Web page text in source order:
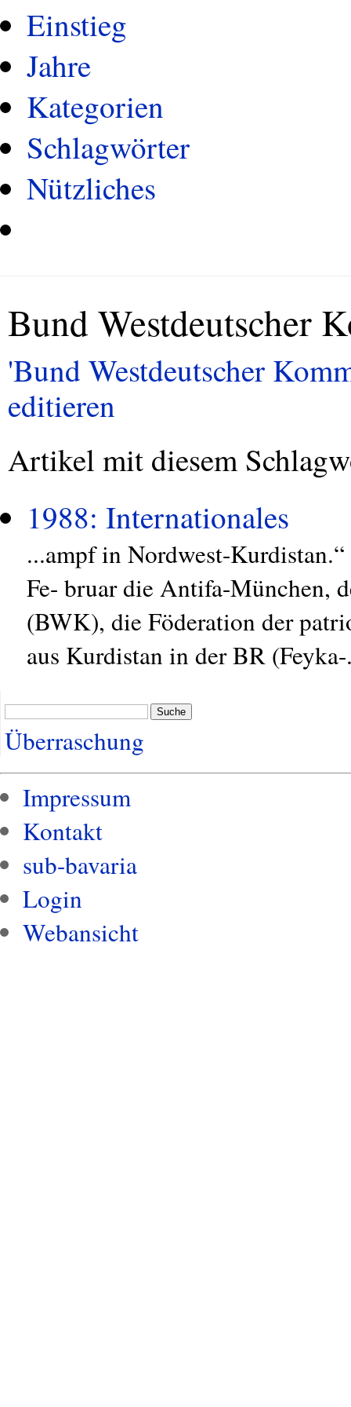
Einstieg
Jahre
Kategorien
Schlagwörter
Nützliches
Bund Westdeutscher
'Bund Westdeutscher
editieren
Artikel mit diesem
1988: Internationales
...ampf in Nordwest-
Fe- bruar die Antifa-München,
(BWK), die Föderation der
aus Kurdistan in der BR
Suche
Überraschung
Impressum
Kontakt
sub-bavaria
Login
Webansicht